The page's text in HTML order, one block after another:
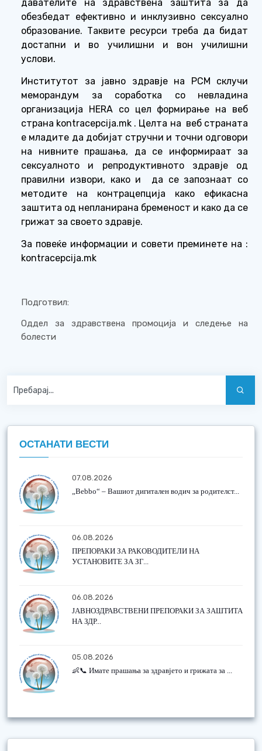
давателите на здравствена заштита за да
обезбедат ефективно и инклузивно сексуално
образование. Таквите ресурси треба да бидат
достапни и во училишни и вон училишни
услови.
Институтот за јавно здравје на РСМ склучи
меморандум за соработка со невладина
организација HERA со цел формирање на веб
страна kontracepcija.mk . Целта на веб страната
е младите да добијат стручни и точни одговори
на нивните прашања, да се информираат за
сексуалното и репродуктивното здравје од
правилни извори, како и
да се запознаат со
методите на контрацепција како ефикасна
заштита од непланирана бременост и како да се
грижат за своето здравје.
За повеќе информации и совети преминете на :
kontracepcija.mk
Подготвил:
Оддел за здравствена промоција и следење на
болести
ОСТАНАТИ ВЕСТИ
07.08.2026
„Bebbo“ – Вашиот дигитален водич за родителст...
06.08.2026
ПРЕПОРАКИ ЗА РАКОВОДИТЕЛИ НА
УСТАНОВИТЕ ЗА ЗГ...
06.08.2026
ЈАВНОЗДРАВСТВЕНИ ПРЕПОРАКИ ЗА ЗАШТИТА
НА ЗДР...
05.08.2026
👶📞 Имате прашања за здравјето и грижата за ...